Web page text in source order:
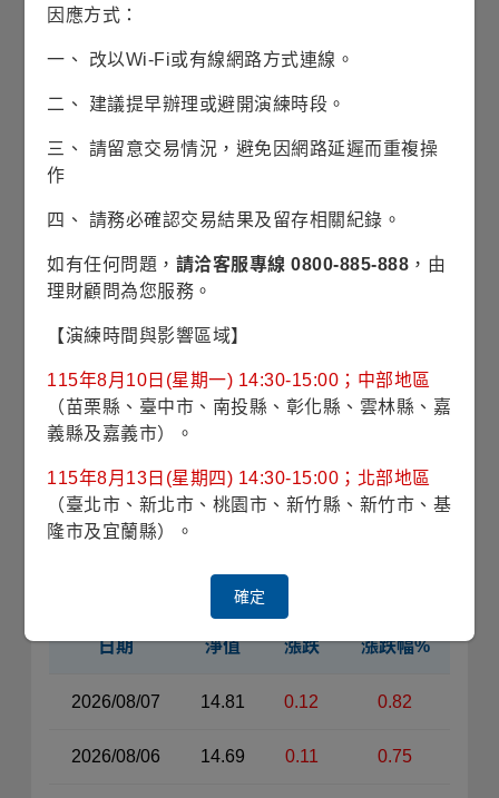
分享天然資源多元商機的投資機會
14.81
淨值漲跌/
漲跌幅
近1年
最高淨值
15.32
近1年
平均淨值
13.19
僅供法人機構申購
日期 淨值 漲跌 漲跌幅%
2026/08/07 14.81 0.12 0.82
2026/08/06 14.69 0.11 0.75
因應方式：
一、 改以Wi-Fi或有線網路方式連線。
二、 建議提早辦理或避開演練時段。
三、 請留意交易情況，避免因網路延遲而重複操
作
四、 請務必確認交易結果及留存相關紀錄。
如有任何問題， 請洽客服專線 0800-885-888 ，由
理財顧問為您服務。
【演練時間與影響區域】
115年8月10日(星期一) 14:30-15:00；中部地區
（苗栗縣、臺中市、南投縣、彰化縣、雲林縣、嘉
義縣及嘉義市）。
115年8月13日(星期四) 14:30-15:00；北部地區
（臺北市、新北市、桃園市、新竹縣、新竹市、基
隆市及宜蘭縣）。
確定